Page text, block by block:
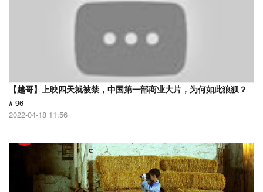
【越哥】上映四天就被禁，中国第一部商业大片，为何如此狼狈？
# 96
2022-04-18 11:56